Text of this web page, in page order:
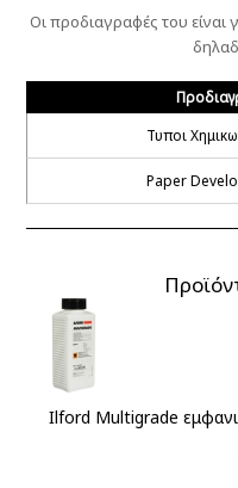
Οι προδιαγραφές του
Τυποι
Paper
Ilford Multigrade